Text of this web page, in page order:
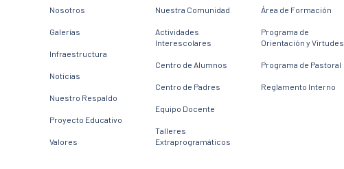
Nosotros
Galerías
Infraestructura
Noticias
Nuestro Respaldo
Proyecto Educativo
Valores
Nuestra Comunidad
Actividades
Interescolares
Centro de Alumnos
Centro de Padres
Equipo Docente
Talleres
Extraprogramáticos
Área de Formación
Programa de
Orientación y Virtudes
Programa de Pastoral
Reglamento Interno